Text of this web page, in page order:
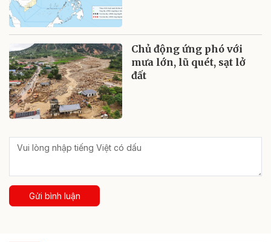
Chủ động ứng phó với
mưa lớn, lũ quét, sạt lở
đất
Gửi bình luận